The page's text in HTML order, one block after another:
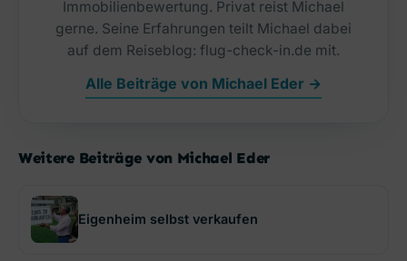
Immobilienbewertung. Privat reist Michael
gerne. Seine Erfahrungen teilt Michael dabei
auf dem Reiseblog: flug-check-in.de mit.
Alle Beiträge von Michael Eder →
Weitere Beiträge von Michael Eder
Eigenheim selbst verkaufen